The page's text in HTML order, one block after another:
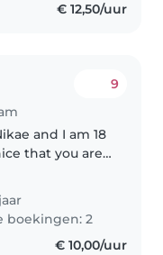
€ 12,50/uur
9
that you are
this. I
of
babysitting..
boekingen: 2
€ 10,00/uur